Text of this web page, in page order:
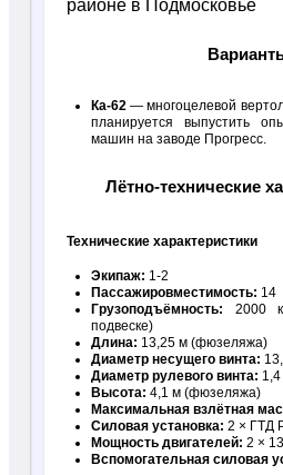
районе в Подмосковье
Ка-62 — многоцелевой
планируется выпустить
машин на заводе Прогресс.
Лётно-технические
Технические характеристики
Экипаж: 1-2
Пассажировместимость: 14
Грузоподъёмность: 2000
подвеске)
Длина: 13,25 м (фюзеляжа)
Диаметр несущего винта:
Диаметр рулевого винта:
Высота: 4,1 м (фюзеляжа)
Максимальная взлётная
Силовая установка: 2 × ГТД
Мощность двигателей: 2 ×
Вспомогательная силовая